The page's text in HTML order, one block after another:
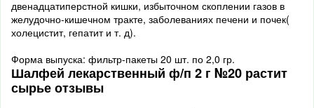
двенадцатиперстной кишки, избыточном скоплении газов в
желудочно-кишечном тракте, заболеваниях печени и почек(
холецистит, гепатит и т. д).
Форма выпуска: фильтр-пакеты 20 шт. по 2,0 гр.
Шалфей лекарственный ф/п 2 г №20 растит
сырье отзывы